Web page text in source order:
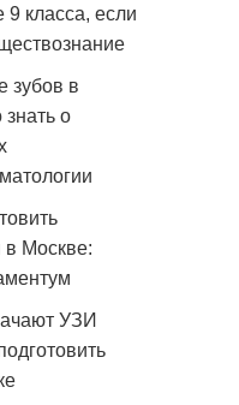
9 класса, если
зубов в
о
в Москве:
УЗИ